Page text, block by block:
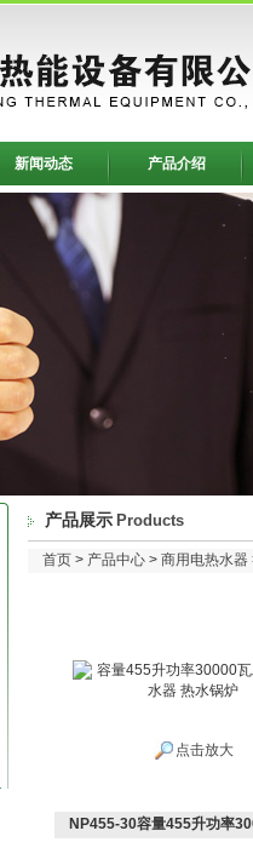
新闻动态 产品介绍
产品展示 Products
首页 > 产品中心 > 商用电热水器
点击放大
NP455-30容量455升功率